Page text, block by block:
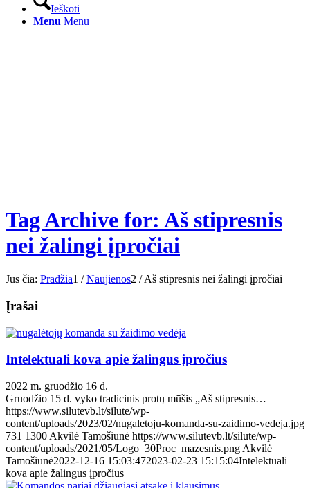
Ieškoti
Menu Menu
Tag Archive for: Aš stipresnis
nei žalingi įpročiai
Jūs čia: Pradžia1 / Naujienos2 / Aš stipresnis nei žalingi įpročiai
Įrašai
Intelektuali kova apie žalingus įpročius
2022 m. gruodžio 16 d.
Gruodžio 15 d. vyko tradicinis protų mūšis „Aš stipresnis…
https://www.silutevb.lt/silute/wp-
content/uploads/2023/02/nugaletoju-komanda-su-zaidimo-vedeja.jpg
731 1300 Akvilė Tamošiūnė https://www.silutevb.lt/silute/wp-
content/uploads/2021/05/Logo_30Proc_mazesnis.png Akvilė
Tamošiūnė2022-12-16 15:03:472023-02-23 15:15:04Intelektuali
kova apie žalingus įpročius